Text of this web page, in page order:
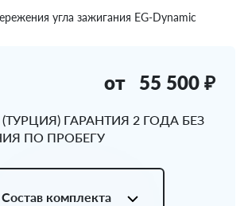
угла зажигания EG-Dynamic
(ТУРЦИЯ) ГАРАНТИЯ 2 ГОДА БЕЗ
ПО ПРОБЕГУ
от 55 500 ₽
Состав комплекта